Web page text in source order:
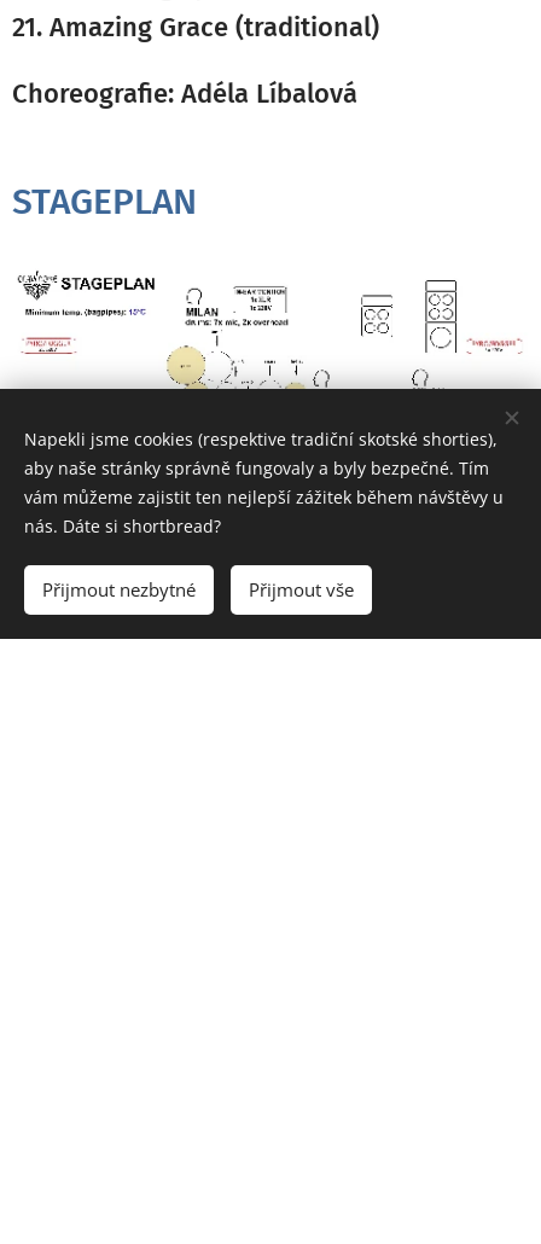
21. Amazing Grace (traditional)
Choreografie: Adéla Líbalová
STAGEPLAN
Napekli jsme cookies (respektive tradiční skotské shorties),
aby naše stránky správně fungovaly a byly bezpečné. Tím
vám můžeme zajistit ten nejlepší zážitek během návštěvy u
nás. Dáte si shortbread?
Přijmout nezbytné Přijmout vše